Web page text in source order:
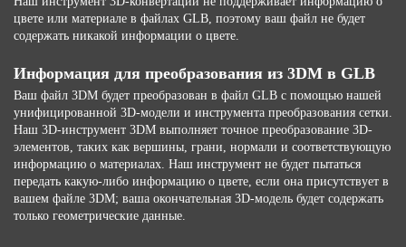
цвете или материале в файлах GLB, поэтому ваш файл не будет
содержать никакой информации о цвете.
Информация для преобразования из 3DM в GLB
Ваш файл 3DM будет преобразован в файл GLB с помощью нашей
унифицированной 3D-модели и инструмента преобразования сетки.
Наш 3D-инструмент 3DM выполняет точное преобразование 3D-
элементов, таких как вершины, грани, нормали и соответствующую
информацию о материалах. Наш инструмент не будет пытаться
передать какую-либо информацию о цвете, если она присутствует в
вашем файле 3DM; ваша окончательная 3D-модель будет содержать
только геометрические данные.